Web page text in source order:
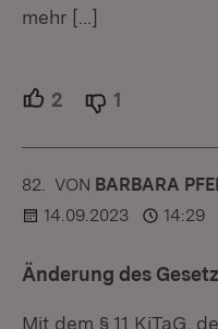
mehr […]
2 Unterstützer.
1
82. KOMMENTAR
VON :BARBARA
14.09.2023
14:29
Änderung des
Mit dem § 11 KiTaG,